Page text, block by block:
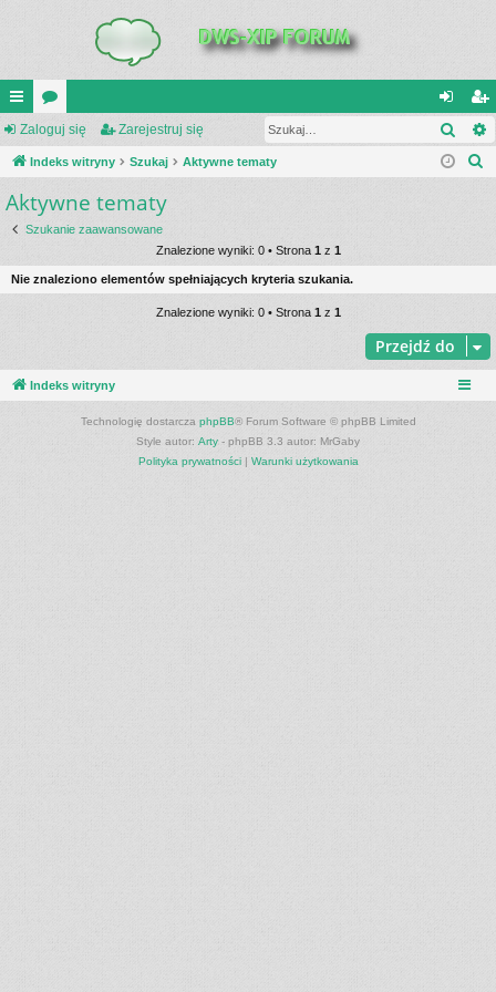
UI
C
K
_L
IN
K
or
a
al
og
ę
ar
ej
j
si
Zaloguj się Zarejestruj się
Indeks witryny Szukaj Aktywne tematy
Aktywne tematy
Szukanie zaawansowane
Znalezione wyniki: 0 • Strona 1 z 1
Nie znaleziono elementów spełniających kryteria szukania.
Znalezione wyniki: 0 • Strona 1z 1
Przejdź do
Indeks witryny
Technologię dostarcza phpBB® Forum Software © phpBB Limited
Style autor: Arty - phpBB 3.3 autor: MrGaby
Polityka prywatności| Warunki użytkowania